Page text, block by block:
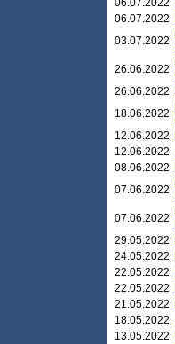
06.07.2022
06.07.2022
03.07.2022
26.06.2022
26.06.2022
18.06.2022
12.06.2022
12.06.2022
08.06.2022
07.06.2022
07.06.2022
29.05.2022
24.05.2022
22.05.2022
22.05.2022
21.05.2022
18.05.2022
13.05.2022